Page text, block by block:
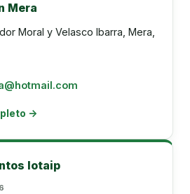
Mera
Moral y Velasco Ibarra, Mera,
→
lotaip